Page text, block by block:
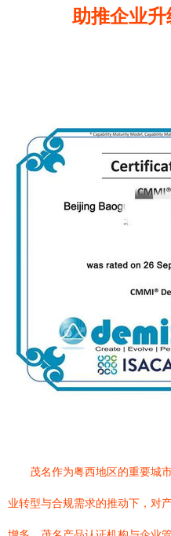
助推企业
茂名作为粤西地区的重要城
业转型与合规需求的推动下，对